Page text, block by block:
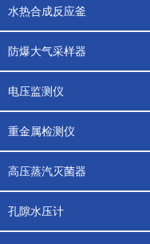
水热合成反应釜
防爆大气采样器
电压监测仪
重金属检测仪
高压蒸汽灭菌器
孔隙水压计